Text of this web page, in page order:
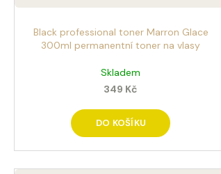
Black professional toner Marron Glace
300ml permanentní toner na vlasy
Skladem
349 Kč
DO KOŠÍKU